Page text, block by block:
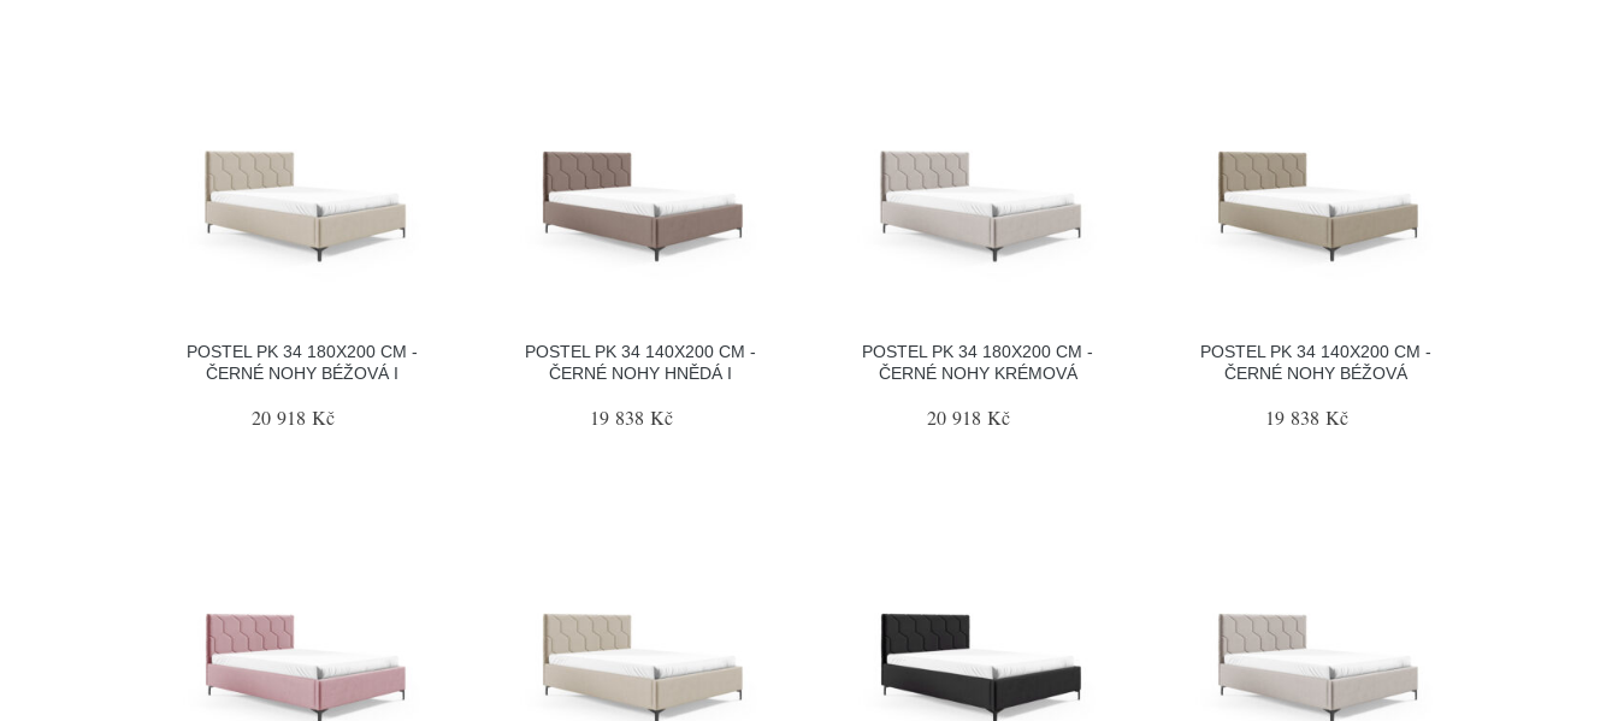
POSTEL PK 34 180X200 CM -
ČERNÉ NOHY BÉŽOVÁ I
20 918 Kč
POSTEL PK 34 140X200 CM -
ČERNÉ NOHY HNĚDÁ I
19 838 Kč
POSTEL PK 34 180X200 CM -
ČERNÉ NOHY KRÉMOVÁ
20 918 Kč
POSTEL PK 34 140X200 CM -
ČERNÉ NOHY BÉŽOVÁ
19 838 Kč